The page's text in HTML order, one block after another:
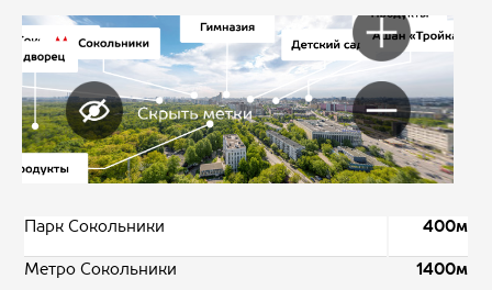
Парк Сокольники 400м
Метро Сокольники 1400м